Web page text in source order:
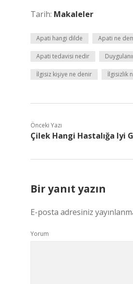
Tarih: Makaleler
Apati hangi dilde Apati ne
Apati tedavisi nedir
İlgisiz kişiye ne denir İlgisizlik
Önceki Yazı
Çilek Hangi Hastalığa Iyi
Bir yanıt yazın
E-posta adresiniz
Yorum